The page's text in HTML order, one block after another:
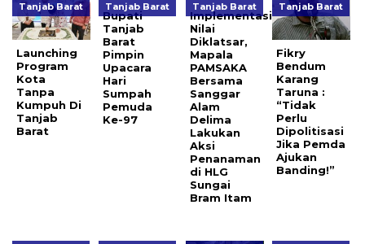
Tanjab Barat
Launching
Program
Kota
Tanpa
Kumpuh Di
Tanjab
Barat
Tanjab Barat
Bupati
Tanjab
Barat
Pimpin
Upacara
Hari
Sumpah
Pemuda
Ke-97
Tanjab Barat
Implementasi
Nilai
Diklatsar,
Mapala
PAMSAKA
Bersama
Sanggar
Alam
Delima
Lakukan
Aksi
Penanaman
di HLG
Sungai
Bram Itam
Tanjab Barat
Fikry
Bendum
Karang
Taruna :
“Tidak
Perlu
Dipolitisasi
Jika Pemda
Ajukan
Banding!”